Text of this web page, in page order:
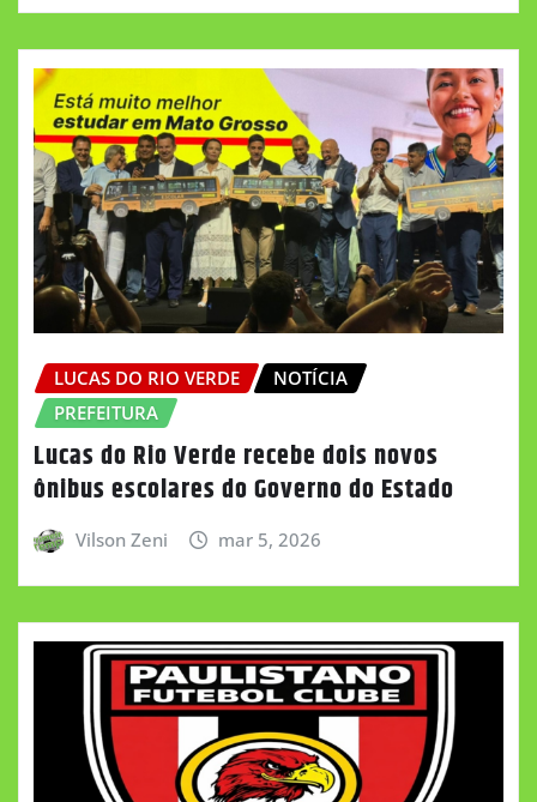
LUCAS DO RIO VERDE
NOTÍCIA
PREFEITURA
Lucas do Rio Verde recebe dois novos
ônibus escolares do Governo do Estado
Vilson Zeni mar 5, 2026